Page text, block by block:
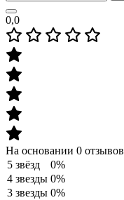
0,0
На основании 0 отзывов
5 звёзд
0%
4 звезды 0%
3 звезды 0%